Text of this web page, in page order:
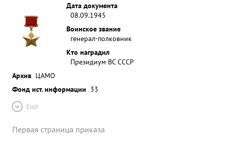
Дата документа
08.09.1945
Воинское звание
генерал-полковник
Кто наградил
Президиум ВС СССР
Архив ЦАМО
Фонд ист. информации 33
Ещё
Первая страница приказа